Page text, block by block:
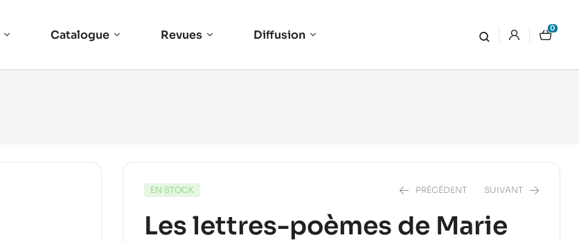
Catalogue Revues Diffusion 0
EN STOCK PRÉCÉDENT SUIVANT
Les lettres-poèmes de Marie